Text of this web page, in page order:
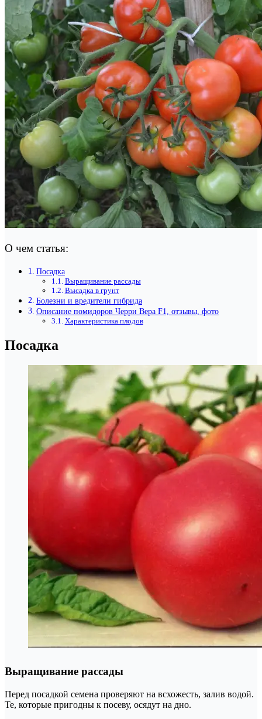
О чем статья:
Посадка
Выращивание рассады
Высадка в грунт
Болезни и вредители гибрида
Описание помидоров Черри Вера F1, отзывы, фото
Характеристика плодов
Посадка
Выращивание рассады
Перед посадкой семена проверяют на всхожесть, залив водой.
Те, которые пригодны к посеву, осядут на дно.